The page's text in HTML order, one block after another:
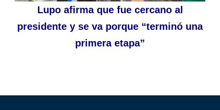
Lupo afirma que fue cercano al
presidente y se va porque “terminó una
primera etapa”